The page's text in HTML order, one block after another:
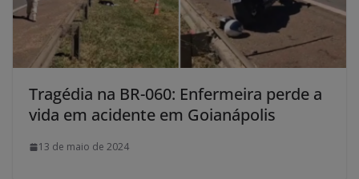
Tragédia na BR-060: Enfermeira perde a
vida em acidente em Goianápolis
13 de maio de 2024